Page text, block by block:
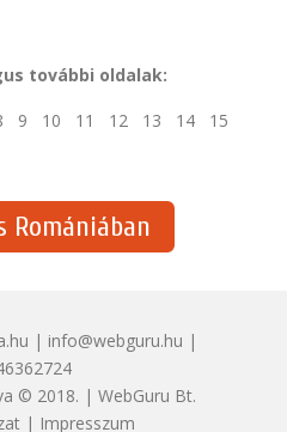
további oldalak:
9 10 11 12 13 14 15
Romániában
| info@webguru.hu |
© 2018. | WebGuru Bt.
| Impresszum